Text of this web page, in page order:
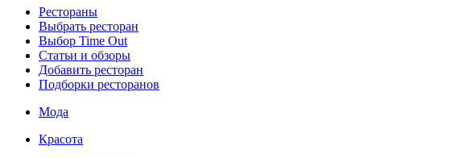
Рестораны
Выбрать ресторан
Выбор Time Out
Статьи и обзоры
Добавить ресторан
Подборки ресторанов
Мода
Красота